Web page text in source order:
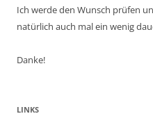
Ich werde den Wunsch prüfen
natürlich auch mal ein wenig
Danke!
LINKS